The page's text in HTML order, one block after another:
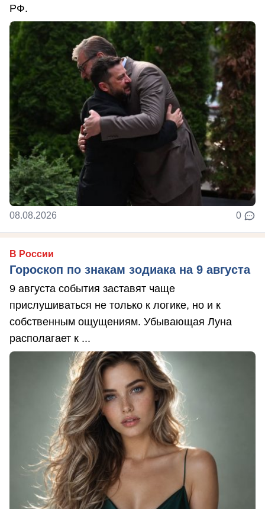
РФ.
08.08.2026 0
В России
Гороскоп по знакам зодиака на 9 августа
9 августа события заставят чаще
прислушиваться не только к логике, но и к
собственным ощущениям. Убывающая Луна
располагает к ...